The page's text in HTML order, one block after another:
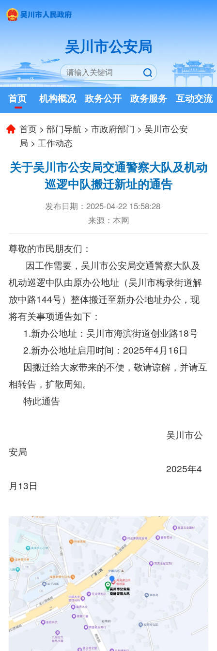
吴川市公安局
首页 机构概况 政务公开 政务服务 互动交流
首页 >部门导航 >市政府部门 > 吴川市公安
局 > 工作动态
关于吴川市公安局交通警察大队及机动
巡逻中队搬迁新址的通告
发布日期：2025-04-22 15:58:28
来源：本网
尊敬的市民朋友们：
因工作需要，吴川市公安局交通警察大队及
机动巡逻中队由原办公地址（吴川市梅录街道解
放中路144号）整体搬迁至新办公地址办公，现
将有关事项通告如下：
1.新办公地址：吴川市海滨街道创业路18号
2.新办公地址启用时间：2025年4月16日
因搬迁给大家带来的不便，敬请谅解，并请互
相转告，扩散周知。
特此通告
吴川市公
安局
2025年4
月13日